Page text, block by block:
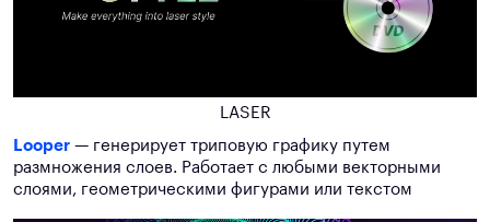
LASER
Looper — генерирует триповую графику путем
размножения слоев. Работает с любыми векторными
слоями, геометрическими фигурами или текстом